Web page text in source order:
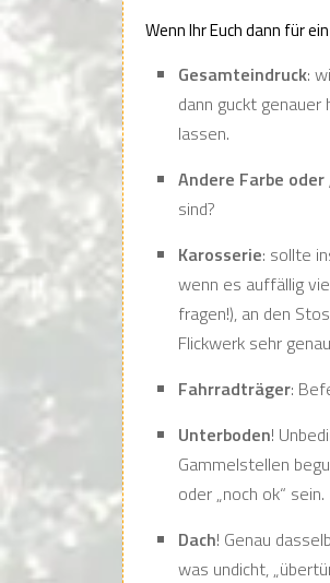
Wenn Ihr Euch dann für
Gesamteindruck:
dann guckt
lassen.
Andere Farbe
sind?
Karosserie: sollte
wenn es auffällig
fragen!), an den
Flickwerk sehr
Fahrradträger:
Unterboden!
Gammelstellen
oder „noch ok“ sein.
Dach! Genau
was undicht,